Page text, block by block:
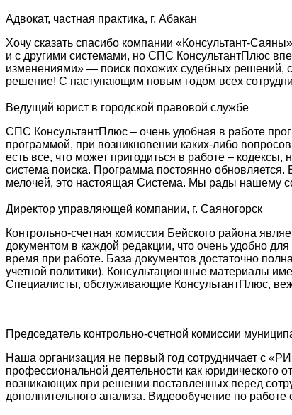
Адвокат, частная практика, г. Абакан
Хочу сказать спасибо компании «Консультант-
и с другими системами, но СПС КонсультантПлюс
изменениями» — поиск похожих судебных решений,
решение! С наступающим новым годом всех
Ведущий юрист в городской правовой службе
СПС КонсультантПлюс – очень удобная в работе
программой, при возникновении каких-либо
есть все, что может пригодиться в работе –
система поиска. Программа постоянно
мелочей, это настоящая Система. Мы рады нашему
Директор управляющей компании, г. Саяногорск
Контрольно-счетная комиссия Бейского района
документом в каждой редакции, что очень удобно
время при работе. База документов достаточно
учетной политики). Консультационные материалы
Специалисты, обслуживающие КонсультантПлюс,
Председатель контрольно-счетной комиссии
Наша организация не первый год сотрудничает с
профессиональной деятельности как юридического
возникающих при решении поставленных перед
дополнительного анализа. Видеообучение по